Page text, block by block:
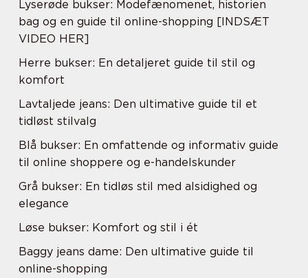
Lyserøde bukser: Modefænomenet, historien
bag og en guide til online-shopping [INDSÆT
VIDEO HER]
Herre bukser: En detaljeret guide til stil og
komfort
Lavtaljede jeans: Den ultimative guide til et
tidløst stilvalg
Blå bukser: En omfattende og informativ guide
til online shoppere og e-handelskunder
Grå bukser: En tidløs stil med alsidighed og
elegance
Løse bukser: Komfort og stil i ét
Baggy jeans dame: Den ultimative guide til
online-shopping